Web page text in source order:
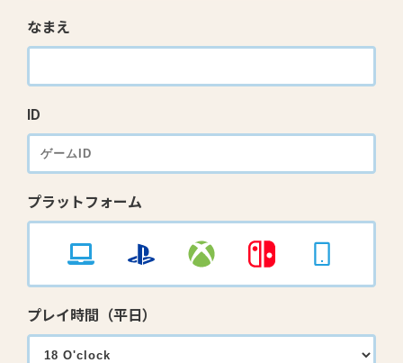
なまえ
ID
プラットフォーム
プレイ時間（平日）